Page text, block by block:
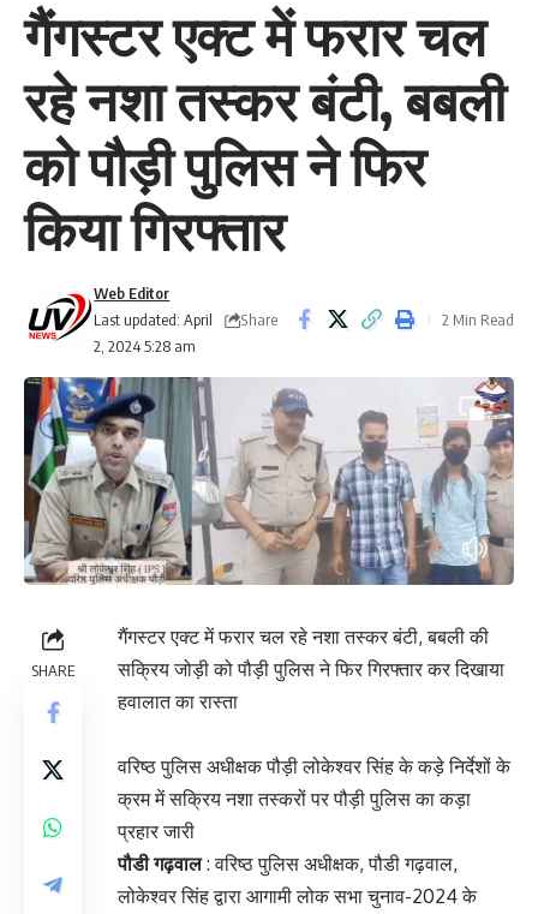
गैंगस्टर एक्ट में फरार चल
रहे नशा तस्कर बंटी, बबली
को पौड़ी पुलिस ने फिर
किया गिरफ्तार
Last updated: April
2, 2024 5:28 am
Web Editor
Share
2 Min Read
SHARE
गैंगस्टर एक्ट में फरार चल रहे नशा तस्कर बंटी, बबली की
सक्रिय जोड़ी को पौड़ी पुलिस ने फिर गिरफ्तार कर दिखाया
हवालात का रास्ता
वरिष्ठ पुलिस अधीक्षक पौड़ी लोकेश्वर सिंह के कड़े निर्देशों के
क्रम में सक्रिय नशा तस्करों पर पौड़ी पुलिस का कड़ा
प्रहार जारी
पौडी गढ़वाल: वरिष्ठ पुलिस अधीक्षक, पौडी गढ़वाल,
लोकेश्वर सिंह द्वारा आगामी लोक सभा चुनाव-2024 के